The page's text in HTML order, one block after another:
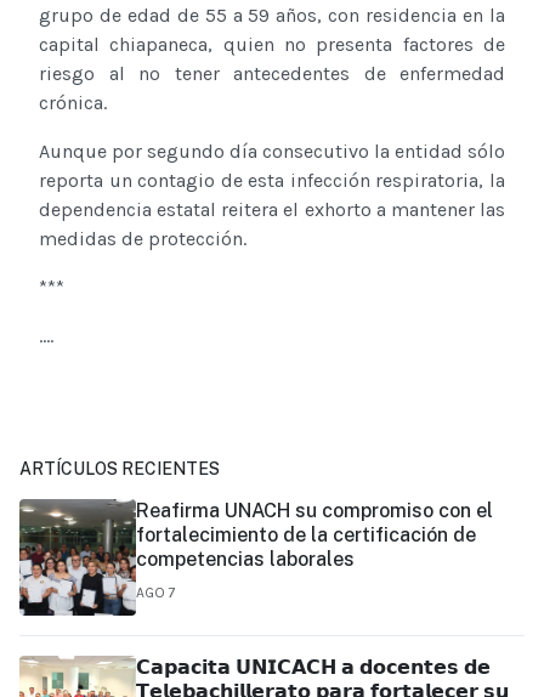
grupo de edad de 55 a 59 años, con residencia en la
capital chiapaneca, quien no presenta factores de
riesgo al no tener antecedentes de enfermedad
crónica.
Aunque por segundo día consecutivo la entidad sólo
reporta un contagio de esta infección respiratoria, la
dependencia estatal reitera el exhorto a mantener las
medidas de protección.
***
....
ARTÍCULOS RECIENTES
Reafirma UNACH su compromiso con el
fortalecimiento de la certificación de
competencias laborales
AGO 7
𝗖𝗮𝗽𝗮𝗰𝗶𝘁𝗮 𝗨𝗡𝗜𝗖𝗔𝗖𝗛 𝗮 𝗱𝗼𝗰𝗲𝗻𝘁𝗲𝘀 𝗱𝗲
𝗧𝗲𝗹𝗲𝗯𝗮𝗰𝗵𝗶𝗹𝗹𝗲𝗿𝗮𝘁𝗼 𝗽𝗮𝗿𝗮 𝗳𝗼𝗿𝘁𝗮𝗹𝗲𝗰𝗲𝗿 𝘀𝘂